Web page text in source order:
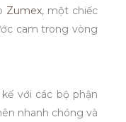
Zumex, một chiếc
cam trong vòng
với các bộ phận
nhanh chóng và